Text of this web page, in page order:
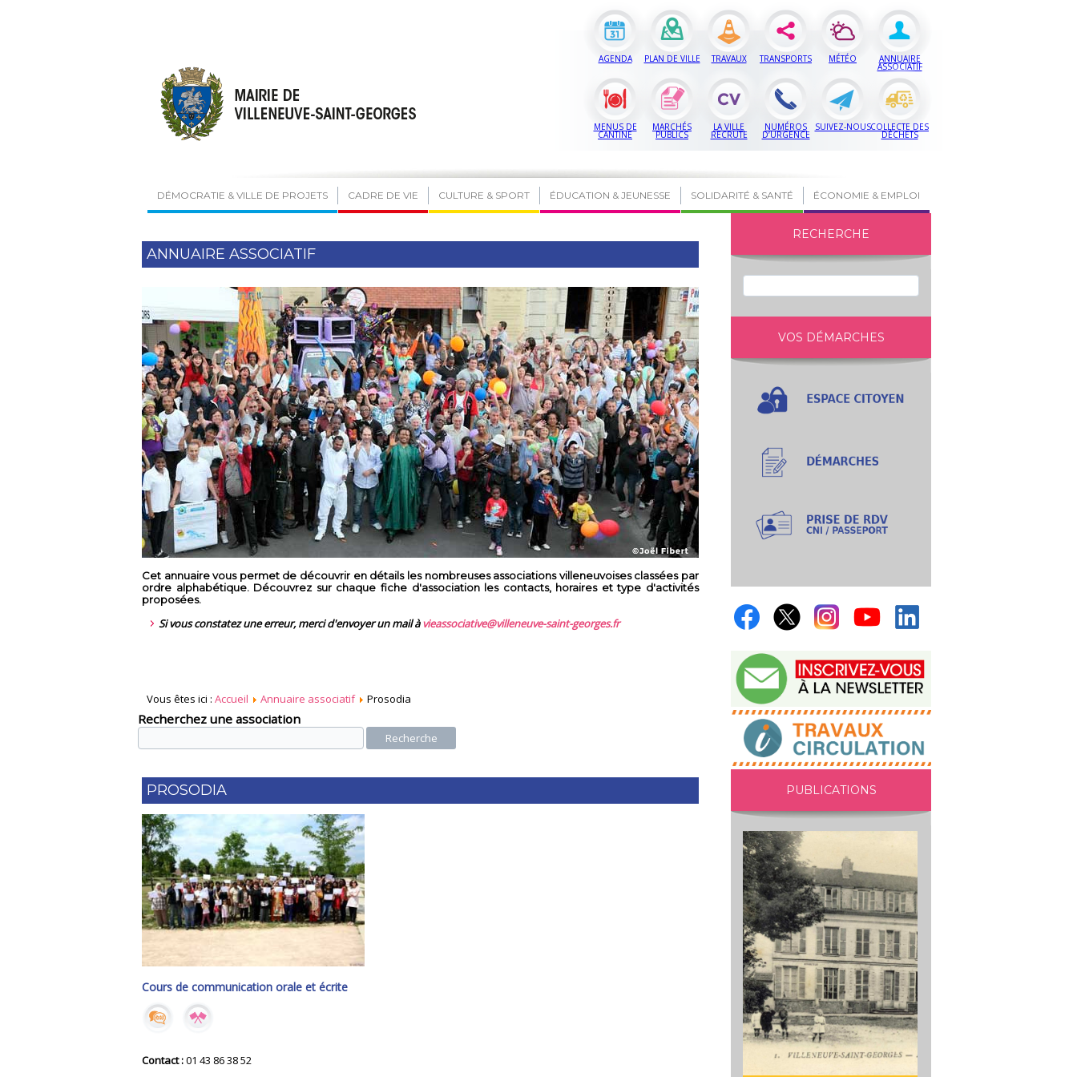
AGENDA PLAN DE VILLE TRAVAUX TRANSPORTS MÉTÉO ANNUAIRE
ASSOCIATIF
MENUS DE
CANTINE
MARCHÉS
PUBLICS
LA VILLE
RECRUTE
NUMÉROS
D’URGENCE
SUIVEZ-NOUSCOLLECTE DES
DÉCHETS
DÉMOCRATIE & VILLE DE PROJETS CADRE DE VIE CULTURE & SPORT ÉDUCATION & JEUNESSE SOLIDARITÉ & SANTÉ ÉCONOMIE & EMPLOI
ANNUAIRE ASSOCIATIF
Cet annuaire vous permet de découvrir en détails les nombreuses associations villeneuvoises classées par
ordre alphabétique. Découvrez sur chaque fiche d'association les contacts, horaires et type d'activités
proposées.
Si vous constatez une erreur, merci d'envoyer un mail àvieassociative@villeneuve-saint-georges.fr
Vous êtes ici : Accueil Annuaire associatif Prosodia
Recherchez une association
Recherche
PROSODIA
Cours de communication orale et écrite
Contact :01 43 86 38 52
RECHERCHE
VOS DÉMARCHES
PUBLICATIONS